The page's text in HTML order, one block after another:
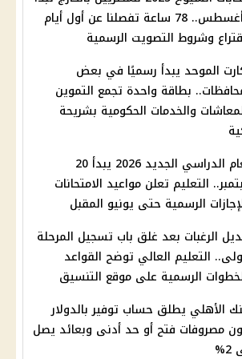
1 أغسطس.. 78 ساعة تفصلنا عن أول أيام
وشروط التصويت الرسمية
الموحد يبدأ رسميًا في بعض
بطاقة واحدة تجمع التموين
والخدمات الحكومية بشريحة
العام الدراسي الجديد 2026 يبدأ 20
التعليم تعلن مواعيد الامتحانات
الرسمية حتى يونيو المقبل
الرغبات بعد غلق باب تسجيل المرحلة
التعليم العالي توضح القواعد
الرسمية على موقع التنسيق
الأهلي يطلق حساب توفير بالدولار
مصروفات فتح أو حد أدنى وبعائد يصل